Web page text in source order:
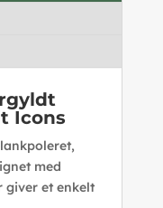
Icons
med
giver et enkelt